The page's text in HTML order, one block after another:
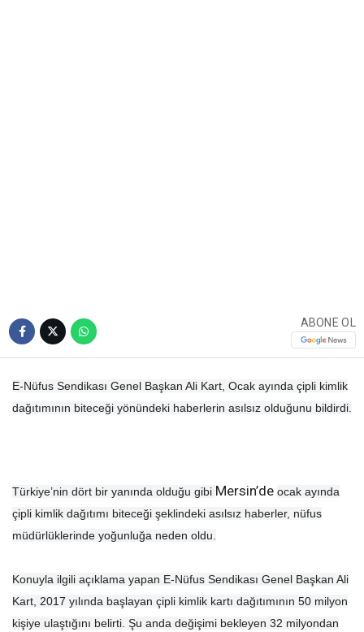
ABONE OL
E-Nüfus Sendikası Genel Başkan Ali Kart, Ocak ayında çipli kimlik
dağıtımının biteceği yönündeki haberlerin asılsız olduğunu bildirdi.
Türkiye’nin dört bir yanında olduğu gibi Mersin’de ocak ayında
çipli kimlik dağıtımı biteceği şeklindeki asılsız haberler, nüfus
müdürlüklerinde yoğunluğa neden oldu.
Konuyla ilgili açıklama yapan E-Nüfus Sendikası Genel Başkan Ali
Kart, 2017 yılında başlayan çipli kimlik kartı dağıtımının 50 milyon
kişiye ulaştığını belirti. Şu anda değişimi bekleyen 32 milyondan